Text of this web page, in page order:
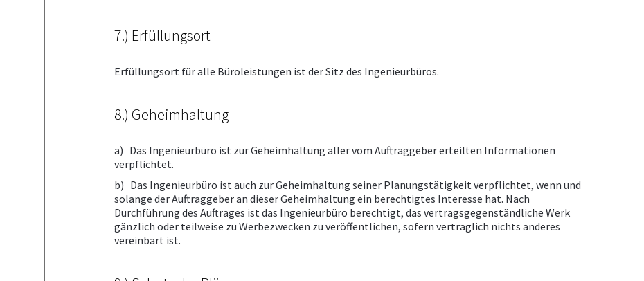
7.) Erfüllungsort
Erfüllungsort für alle Büroleistungen ist der Sitz des Ingenieurbüros.
8.) Geheimhaltung
a) Das Ingenieurbüro ist zur Geheimhaltung aller vom Auftraggeber erteilten Informationen
verpflichtet.
b) Das Ingenieurbüro ist auch zur Geheimhaltung seiner Planungstätigkeit verpflichtet, wenn und
solange der Auftraggeber an dieser Geheimhaltung ein berechtigtes Interesse hat. Nach
Durchführung des Auftrages ist das Ingenieurbüro berechtigt, das vertragsgegenständliche Werk
gänzlich oder teilweise zu Werbezwecken zu veröffentlichen, sofern vertraglich nichts anderes
vereinbart ist.